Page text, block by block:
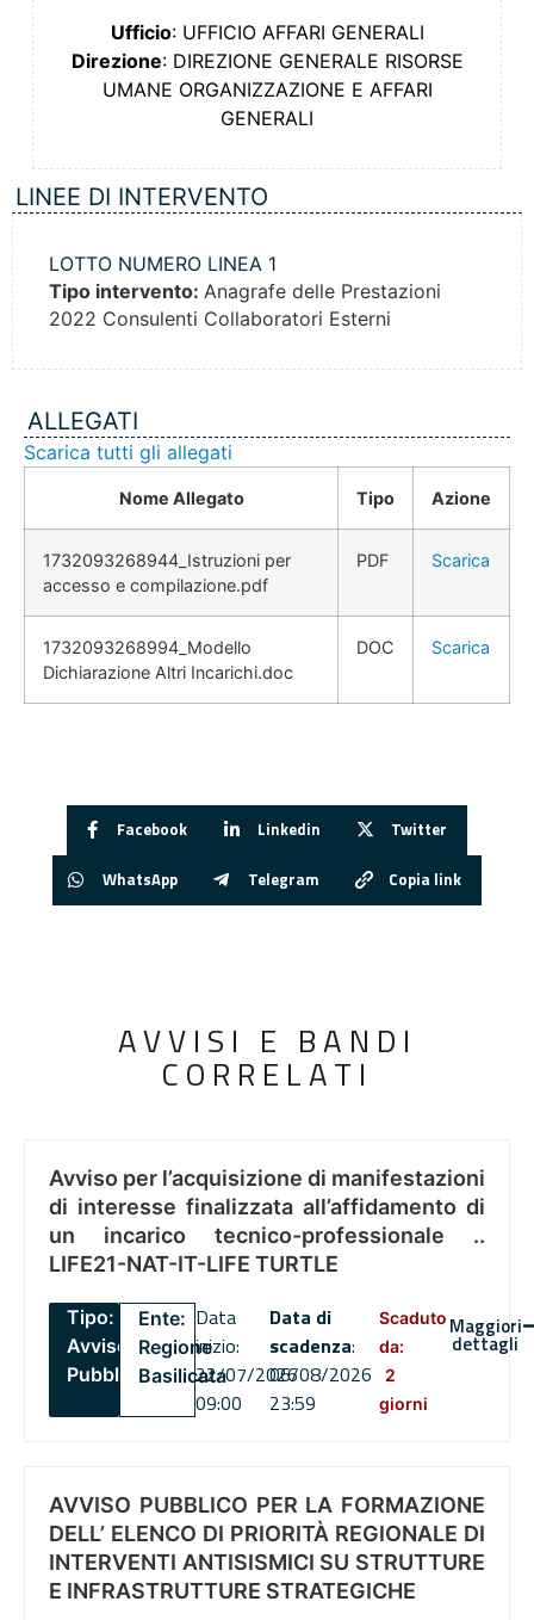
Ufficio: UFFICIO AFFARI GENERALI
Direzione: DIREZIONE GENERALE RISORSE
UMANE ORGANIZZAZIONE E AFFARI
GENERALI
LINEE DI INTERVENTO
LOTTO NUMERO LINEA 1
Tipo intervento: Anagrafe delle Prestazioni
2022 Consulenti Collaboratori Esterni
ALLEGATI
Scarica tutti gli allegati
Nome Allegato Tipo Azione
1732093268944_Istruzioni per
accesso e compilazione.pdf
PDF Scarica
1732093268994_Modello
Dichiarazione Altri Incarichi.doc
DOC Scarica
Facebook Linkedin Twitter
WhatsApp Telegram Copia link
AVVISI E BANDI
CORRELATI
Avviso per l’acquisizione di manifestazioni
di interesse finalizzata all’affidamento di
un incarico tecnico-professionale ..
LIFE21-NAT-IT-LIFE TURTLE
Tipo:
Avviso
Pubblico
Ente:
Regione
Basilicata
Data
inizio:
22/07/2026
09:00
Data di
scadenza:
06/08/2026
23:59
Scaduto
da:
2
giorni
Maggiori
dettagli
AVVISO PUBBLICO PER LA FORMAZIONE
DELL’ ELENCO DI PRIORITÀ REGIONALE DI
INTERVENTI ANTISISMICI SU STRUTTURE
E INFRASTRUTTURE STRATEGICHE